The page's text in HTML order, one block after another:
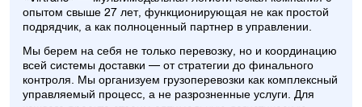
опытом свыше 27 лет, функционирующая не как простой
подрядчик, а как полноценный партнер в управлении.
Мы берем на себя не только перевозку, но и координацию
всей системы доставки — от стратегии до финального
контроля. Мы организуем грузоперевозки как комплексный
управляемый процесс, а не разрозненные услуги. Для